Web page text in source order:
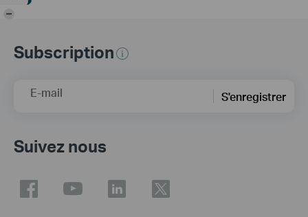
Subscription
E-mail S'enregistrer
Suivez nous
-